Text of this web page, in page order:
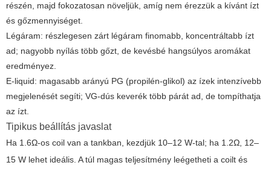
részén, majd fokozatosan növeljük, amíg nem érezzük a kívánt ízt
és gőzmennyiséget.
Légáram: részlegesen zárt légáram finomabb, koncentráltabb ízt
ad; nagyobb nyílás több gőzt, de kevésbé hangsúlyos aromákat
eredményez.
E-liquid: magasabb arányú PG (propilén-glikol) az ízek intenzívebb
megjelenését segíti; VG-dús keverék több párát ad, de tompíthatja
az ízt.
Tipikus beállítás javaslat
Ha 1.6Ω-os coil van a tankban, kezdjük 10–12 W-tal; ha 1.2Ω, 12–
15 W lehet ideális. A túl magas teljesítmény leégetheti a coilt és